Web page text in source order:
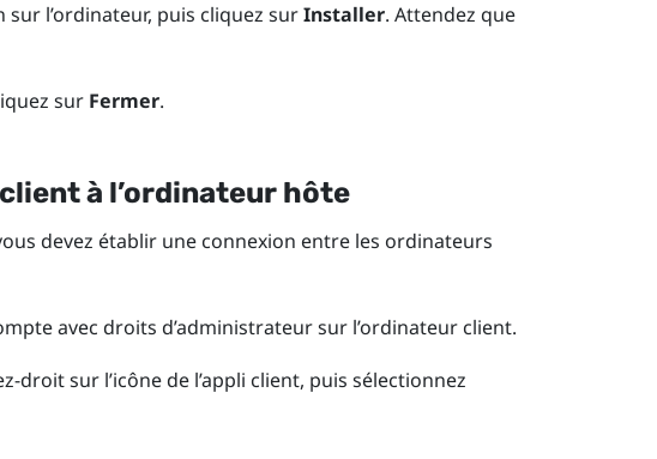
l’ordinateur, puis cliquez surInstaller. Attendez que
sur Fermer.
à l’ordinateur hôte
devez établir une connexion entre les ordinateurs
avec droits d’administrateur sur l’ordinateur client.
droit sur l’icône de l’appli client, puis sélectionnez